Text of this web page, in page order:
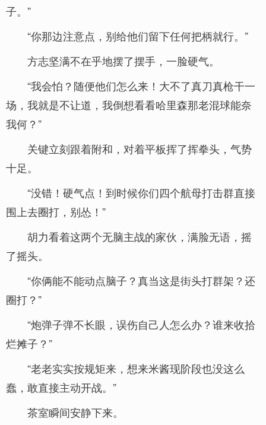
子。”
“你那边注意点，别给他们留下任何把柄就行。”
方志坚满不在乎地摆了摆手，一脸硬气。
“我会怕？随便他们怎么来！大不了真刀真枪干一
场，我就是不让道，我倒想看看哈里森那老混球能奈
我何？”
关键立刻跟着附和，对着平板挥了挥拳头，气势
十足。
“没错！硬气点！到时候你们四个航母打击群直接
围上去圈打，别怂！”
胡力看着这两个无脑主战的家伙，满脸无语，摇
了摇头。
“你俩能不能动点脑子？真当这是街头打群架？还
圈打？”
“炮弹子弹不长眼，误伤自己人怎么办？谁来收拾
烂摊子？”
“老老实实按规矩来，想来米酱现阶段也没这么
蠢，敢直接主动开战。”
茶室瞬间安静下来。